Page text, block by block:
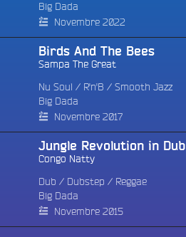
Big Dada
Novembre 2022
Birds And The Bees
Sampa The Great
Nu Soul / R'n'B / Smooth Jazz
Big Dada
Novembre 2017
Jungle Revolution in Dub
Congo Natty
Dub / Dubstep / Reggae
Big Dada
Novembre 2015